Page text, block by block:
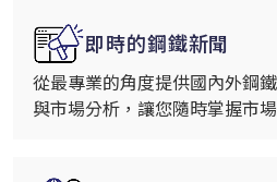
即時的鋼鐵新聞
從最專業的角度提供國內外鋼
與市場分析，讓您隨時掌握市場